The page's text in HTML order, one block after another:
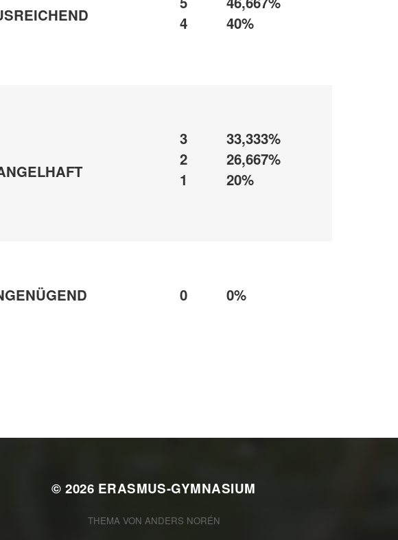
4
40%
3
2
1
33,333%
26,667%
20%
0 0%
© 2026 ERASMUS-GYMNASIUM
THEMA VON ANDERS NORÉN